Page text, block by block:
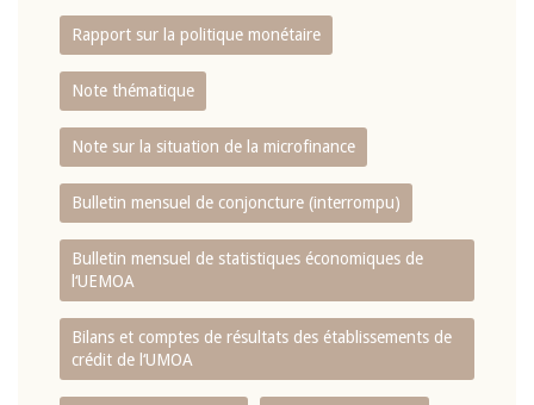
Rapport sur la politique monétaire
Note thématique
Note sur la situation de la microfinance
Bulletin mensuel de conjoncture (interrompu)
Bulletin mensuel de statistiques économiques de
l‘UEMOA
Bilans et comptes de résultats des établissements de
crédit de l‘UMOA